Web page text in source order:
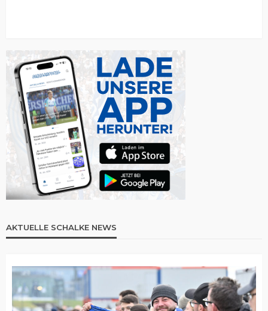
AKTUELLE SCHALKE NEWS